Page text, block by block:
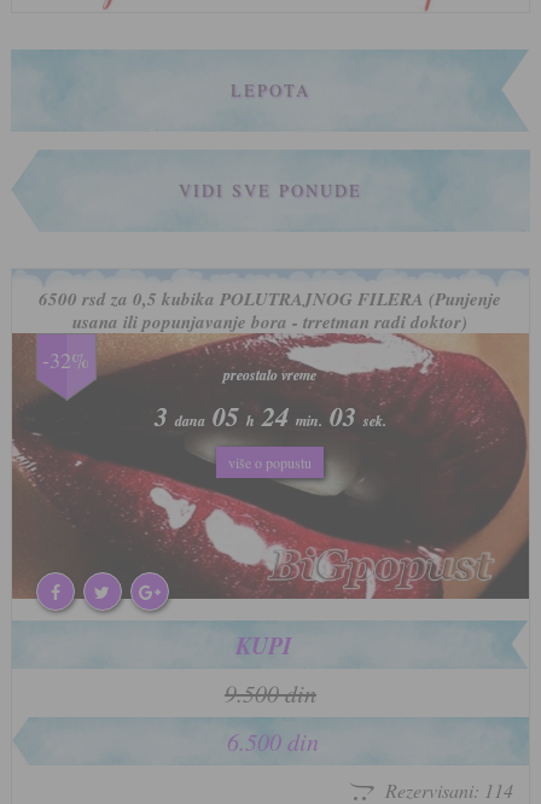
LEPOTA
VIDI SVE PONUDE
6500 rsd za 0,5 kubika POLUTRAJNOG FILERA (Punjenje
usana ili popunjavanje bora - trretman radi doktor)
-32%
preostalo vreme
3dana 05 h 24 min. 00 sek.
više o popustu
preostalo vreme
3dana 05 h 24 min. 00 sek.
više o popustu
KUPI
9.500 din
6.500 din
Rezervisani: 114